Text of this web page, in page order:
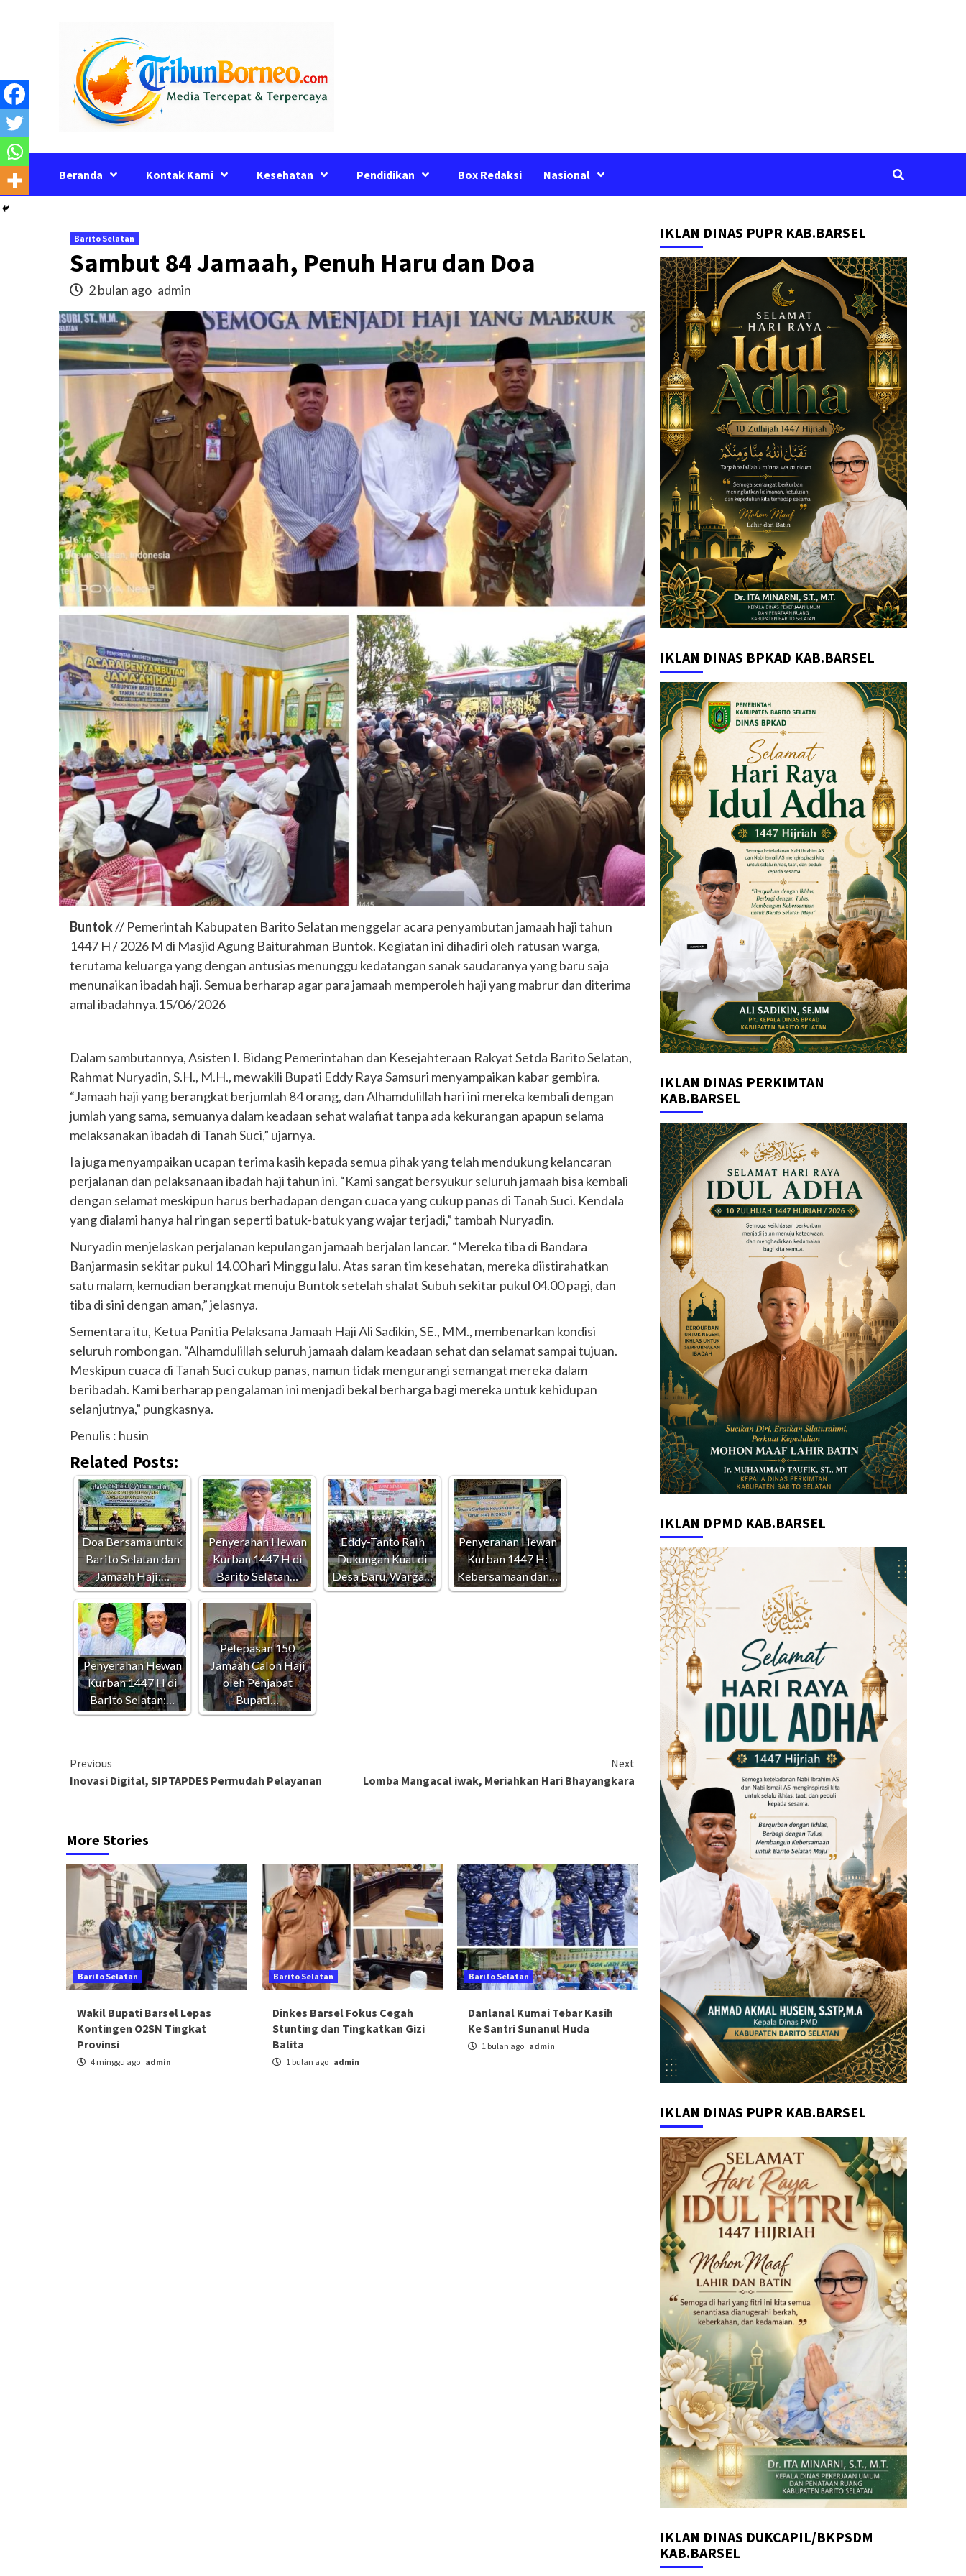
Beranda Kontak Kami Kesehatan Pendidikan Box Redaksi Nasional
Barito Selatan
Sambut 84 Jamaah, Penuh Haru dan Doa
2 bulan ago admin
Buntok// Pemerintah Kabupaten Barito Selatan menggelar acara penyambutan jamaah haji tahun
1447 H / 2026 M di Masjid Agung Baiturahman Buntok. Kegiatan ini dihadiri oleh ratusan warga,
terutama keluarga yang dengan antusias menunggu kedatangan sanak saudaranya yang baru saja
menunaikan ibadah haji. Semua berharap agar para jamaah memperoleh haji yang mabrur dan diterima
amal ibadahnya.15/06/2026
Dalam sambutannya, Asisten I. Bidang Pemerintahan dan Kesejahteraan Rakyat Setda Barito Selatan,
Rahmat Nuryadin, S.H., M.H., mewakili Bupati Eddy Raya Samsuri menyampaikan kabar gembira.
“Jamaah haji yang berangkat berjumlah 84 orang, dan Alhamdulillah hari ini mereka kembali dengan
jumlah yang sama, semuanya dalam keadaan sehat walafiat tanpa ada kekurangan apapun selama
melaksanakan ibadah di Tanah Suci,” ujarnya.
Ia juga menyampaikan ucapan terima kasih kepada semua pihak yang telah mendukung kelancaran
perjalanan dan pelaksanaan ibadah haji tahun ini. “Kami sangat bersyukur seluruh jamaah bisa kembali
dengan selamat meskipun harus berhadapan dengan cuaca yang cukup panas di Tanah Suci. Kendala
yang dialami hanya hal ringan seperti batuk-batuk yang wajar terjadi,” tambah Nuryadin.
Nuryadin menjelaskan perjalanan kepulangan jamaah berjalan lancar. “Mereka tiba di Bandara
Banjarmasin sekitar pukul 14.00 hari Minggu lalu. Atas saran tim kesehatan, mereka diistirahatkan
satu malam, kemudian berangkat menuju Buntok setelah shalat Subuh sekitar pukul 04.00 pagi, dan
tiba di sini dengan aman,” jelasnya.
Sementara itu, Ketua Panitia Pelaksana Jamaah Haji Ali Sadikin, SE., MM., membenarkan kondisi
seluruh rombongan. “Alhamdulillah seluruh jamaah dalam keadaan sehat dan selamat sampai tujuan.
Meskipun cuaca di Tanah Suci cukup panas, namun tidak mengurangi semangat mereka dalam
beribadah. Kami berharap pengalaman ini menjadi bekal berharga bagi mereka untuk kehidupan
selanjutnya,” pungkasnya.
Penulis : husin
Related Posts:
Doa Bersama untuk
Barito Selatan dan
Jamaah Haji:…
Penyerahan Hewan
Kurban 1447 H di
Barito Selatan…
Eddy-Tanto Raih
Dukungan Kuat di
Desa Baru, Warga…
Penyerahan Hewan
Kurban 1447 H:
Kebersamaan dan…
Penyerahan Hewan
Kurban 1447 H di
Barito Selatan:…
Pelepasan 150
Jamaah Calon Haji
oleh Penjabat
Bupati…
Continue
Reading
Previous
Inovasi Digital, SIPTAPDES Permudah Pelayanan
Next
Lomba Mangacal iwak, Meriahkan Hari Bhayangkara
More Stories
Barito Selatan
Wakil Bupati Barsel Lepas
Kontingen O2SN Tingkat
Provinsi
4 minggu ago admin
Barito Selatan
Dinkes Barsel Fokus Cegah
Stunting dan Tingkatkan Gizi
Balita
1 bulan ago admin
Barito Selatan
Danlanal Kumai Tebar Kasih
Ke Santri Sunanul Huda
1 bulan ago admin
IKLAN DINAS PUPR KAB.BARSEL
IKLAN DINAS BPKAD KAB.BARSEL
IKLAN DINAS PERKIMTAN
KAB.BARSEL
IKLAN DPMD KAB.BARSEL
IKLAN DINAS PUPR KAB.BARSEL
IKLAN DINAS DUKCAPIL/BKPSDM
KAB.BARSEL